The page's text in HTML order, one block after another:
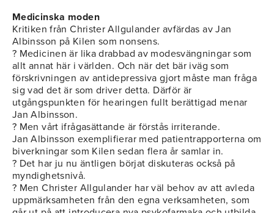
Medicinska moden
Kritiken från Christer Allgulander avfärdas av Jan
Albinsson på Kilen som nonsens.
? Medicinen är lika drabbad av modesvängningar som
allt annat här i världen. Och när det bär iväg som
förskrivningen av antidepressiva gjort måste man fråga
sig vad det är som driver detta. Därför är
utgångspunkten för hearingen fullt berättigad menar
Jan Albinsson.
? Men vårt ifrågasättande är förstås irriterande.
Jan Albinsson exemplifierar med patientrapporterna om
biverkningar som Kilen sedan flera år samlar in.
? Det har ju nu äntligen börjat diskuteras också på
myndighetsnivå.
? Men Christer Allgulander har väl behov av att avleda
uppmärksamheten från den egna verksamheten, som